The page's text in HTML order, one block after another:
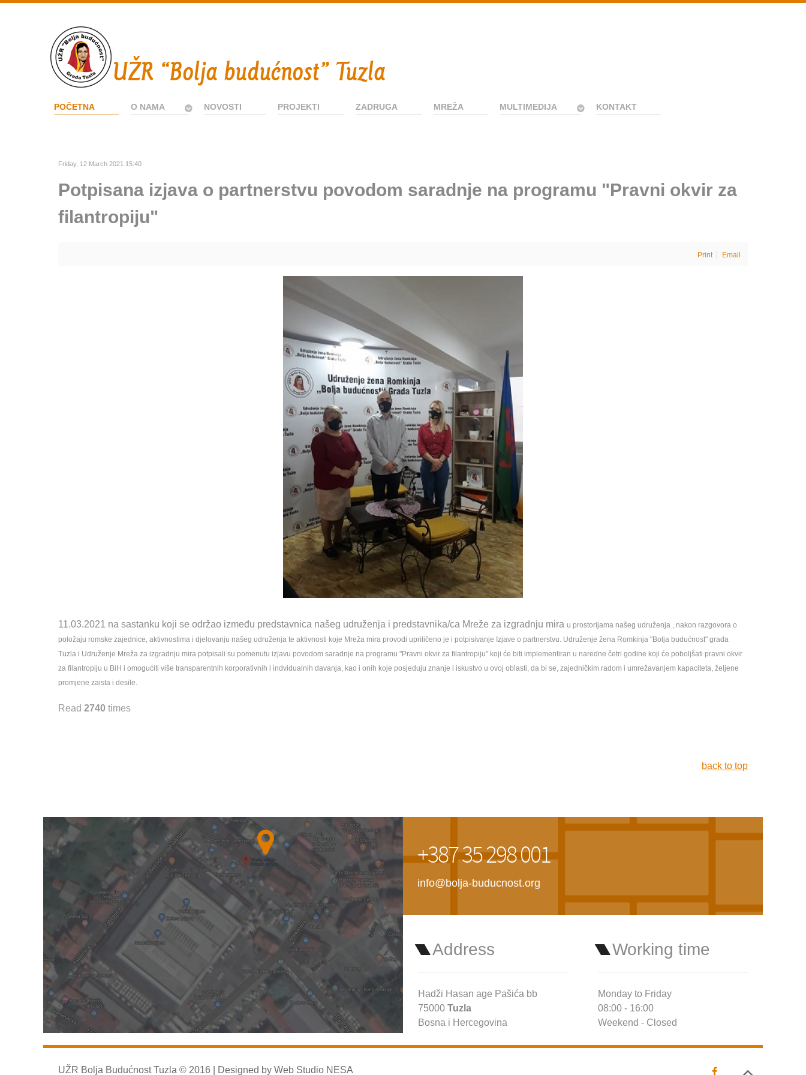
POČETNA O NAMA NOVOSTI PROJEKTI ZADRUGA MREŽA MULTIMEDIJA KONTAKT
Friday, 12 March 2021 15:40
Potpisana izjava o partnerstvu povodom saradnje na programu "Pravni okvir za
filantropiju"
Print Email
11.03.2021 na sastanku koji se održao između predstavnica našeg udruženja i predstavnika/ca Mreže za izgradnju mira u prostorijama našeg udruženja , nakon razgovora o
položaju romske zajednice, aktivnostima i djelovanju našeg udruženja te aktivnosti koje Mreža mira provodi upriličeno je i potpisivanje Izjave o partnerstvu. Udruženje žena Romkinja "Bolja budućnost" grada
Tuzla i Udruženje Mreža za izgradnju mira potpisali su pomenutu izjavu povodom saradnje na programu "Pravni okvir za filantropiju" koji će biti implementiran u naredne četri godine koji će poboljšati pravni okvir
za filantropiju u BiH i omogućiti više transparentnih korporativnih i indvidualnih davanja, kao i onih koje posjeduju znanje i iskustvo u ovoj oblasti, da bi se, zajedničkim radom i umrežavanjem kapaciteta, željene
promjene zaista i desile.
Read 2740 times
back to top
+387 35 298 001
info@bolja-buducnost.org
Address
Hadži Hasan age Pašića bb
75000 Tuzla
Bosna i Hercegovina
Working time
Monday to Friday
08:00 - 16:00
Weekend - Closed
UŽR Bolja Budućnost Tuzla © 2016 | Designed by Web Studio NESA